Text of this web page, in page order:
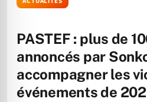
PASTEF : plus de
annoncés par
accompagner les
événements de